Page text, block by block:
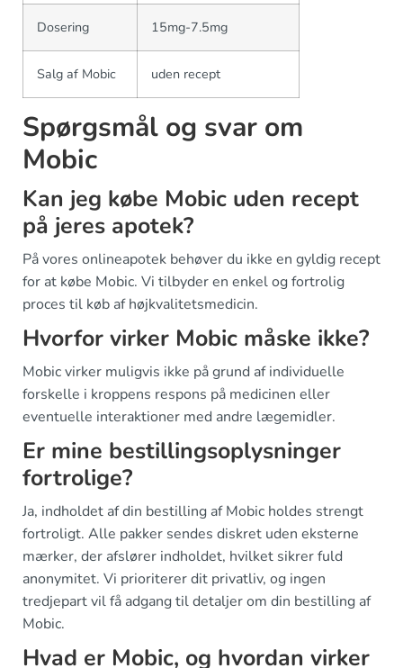
Dosering 15mg-7.5mg
Salg af Mobic uden recept
Spørgsmål og svar om
Mobic
Kan jeg købe Mobic uden recept
på jeres apotek?
På vores onlineapotek behøver du ikke en gyldig recept
for at købe Mobic. Vi tilbyder en enkel og fortrolig
proces til køb af højkvalitetsmedicin.
Hvorfor virker Mobic måske ikke?
Mobic virker muligvis ikke på grund af individuelle
forskelle i kroppens respons på medicinen eller
eventuelle interaktioner med andre lægemidler.
Er mine bestillingsoplysninger
fortrolige?
Ja, indholdet af din bestilling af Mobic holdes strengt
fortroligt. Alle pakker sendes diskret uden eksterne
mærker, der afslører indholdet, hvilket sikrer fuld
anonymitet. Vi prioriterer dit privatliv, og ingen
tredjepart vil få adgang til detaljer om din bestilling af
Mobic.
Hvad er Mobic, og hvordan virker